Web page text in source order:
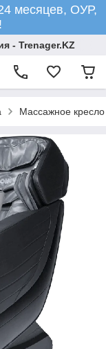
месяцев, ОУР,
- Trenager.KZ
Массажное